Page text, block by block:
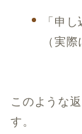
「申
（実
このような
す。